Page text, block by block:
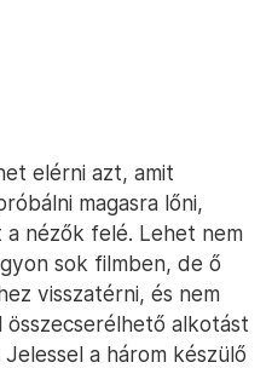
elérni azt, amit
magasra lőni,
nézők felé. Lehet nem
sok filmben, de ő
visszatérni, és nem
alkotást
a három készülő